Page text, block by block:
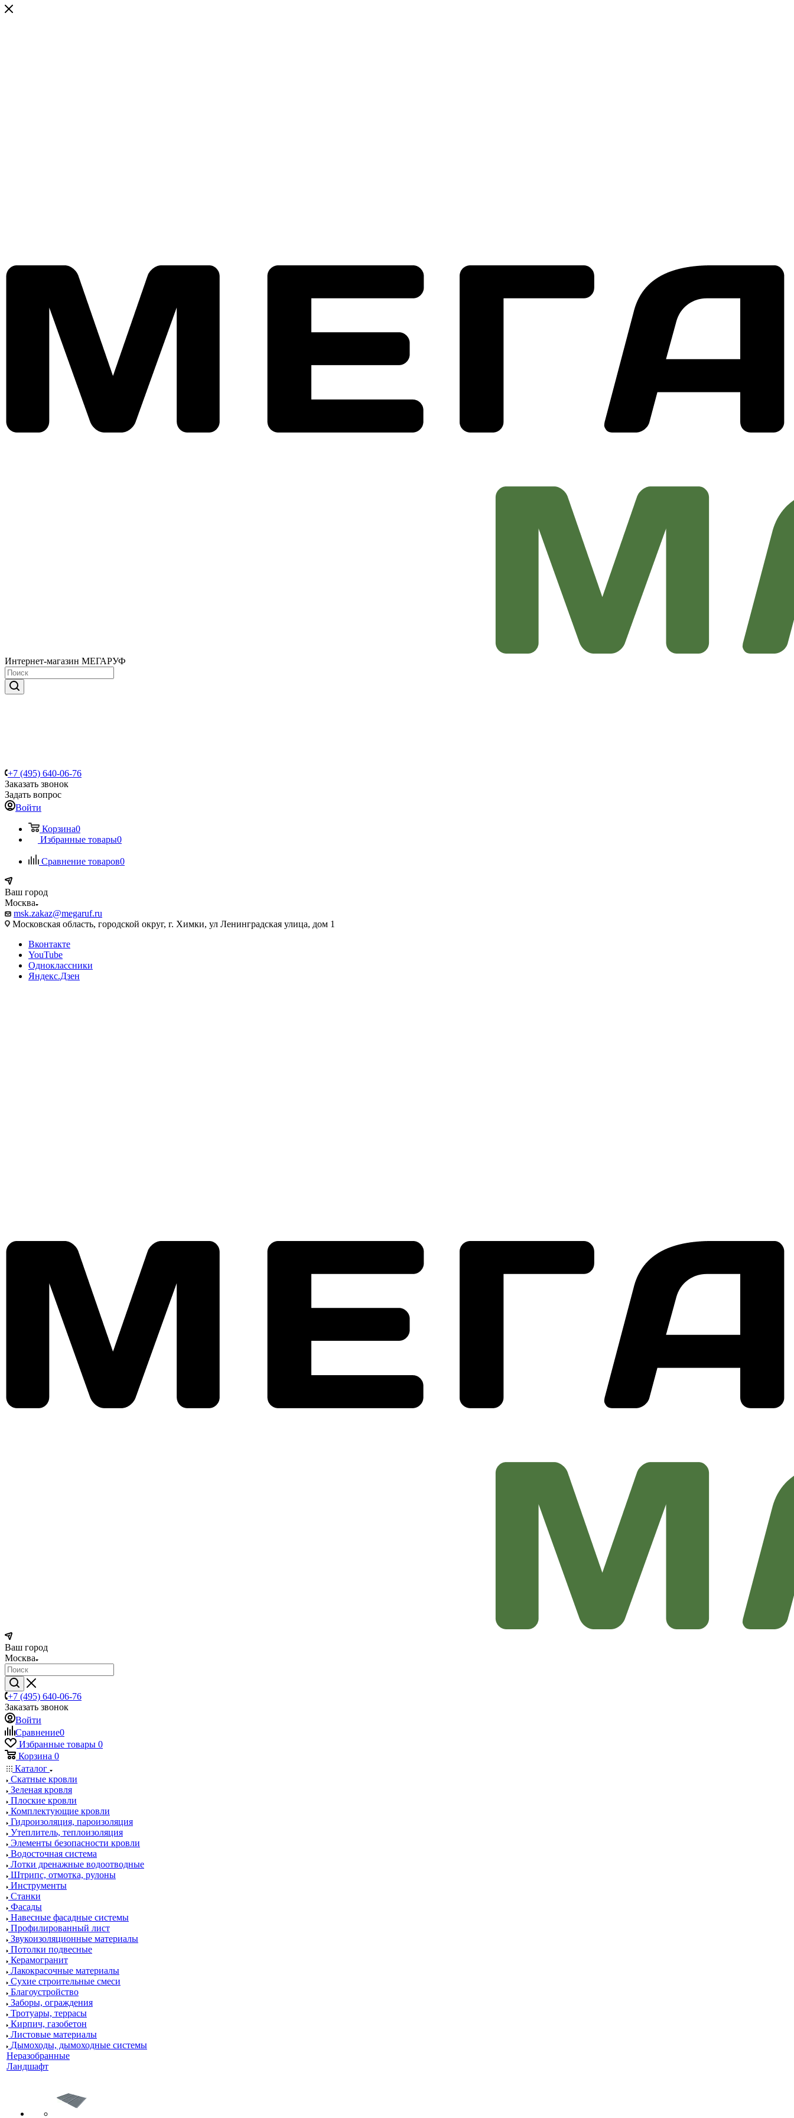
Интернет-магазин МЕГАРУФ
+7 (495) 640-06-76
Заказать звонок
Задать вопрос
Войти
Корзина0
Избранные товары0
Сравнение товаров0
Ваш город
Москва
msk.zakaz@megaruf.ru
Московская область, городской округ, г. Химки, ул Ленинградская улица, дом 1
Вконтакте
YouTube
Одноклассники
Яндекс.Дзен
Ваш город
Москва
+7 (495) 640-06-76
Заказать звонок
Войти
Сравнение0
Избранные товары 0
Корзина 0
Каталог
Скатные кровли
Зеленая кровля
Плоские кровли
Комплектующие кровли
Гидроизоляция, пароизоляция
Утеплитель, теплоизоляция
Элементы безопасности кровли
Водосточная система
Лотки дренажные водоотводные
Штрипс, отмотка, рулоны
Инструменты
Станки
Фасады
Навесные фасадные системы
Профилированный лист
Звукоизоляционные материалы
Потолки подвесные
Керамогранит
Лакокрасочные материалы
Сухие строительные смеси
Благоустройство
Заборы, ограждения
Тротуары, террасы
Кирпич, газобетон
Листовые материалы
Дымоходы, дымоходные системы
Неразобранные
Ландшафт